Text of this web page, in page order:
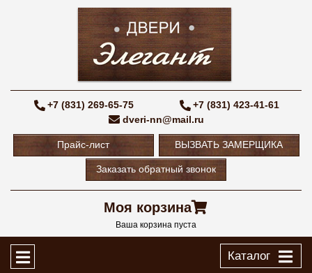
+7 (831) 269-65-75
+7 (831) 423-41-61
dveri-nn@mail.ru
Прайс-лист ВЫЗВАТЬ ЗАМЕРЩИКА
Заказать обратный звонок
Моя корзина
Ваша корзина пуста
Каталог